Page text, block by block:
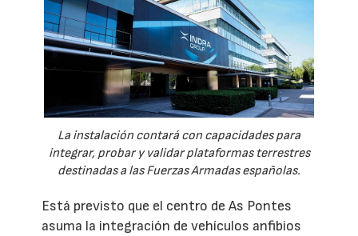
La instalación contará con capacidades para
integrar, probar y validar plataformas terrestres
destinadas a las Fuerzas Armadas españolas.
Está previsto que el centro de As Pontes
asuma la integración de vehículos anfibios